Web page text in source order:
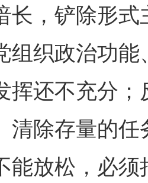
长，铲除形
组织政治功
挥还不充分
清除存量的
能放松，必